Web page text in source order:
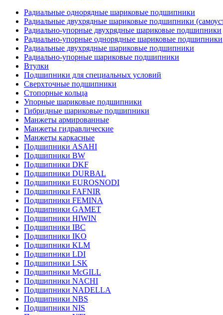
Радиальные однорядные шариковые подшипники
Радиальные двухрядные шариковые подшипники
Радиально-упорные двухрядные шариковые подшипники
Радиально-упорные однорядные шариковые подшипники
Радиальные двухрядные шариковые подшипники
Радиально-упорные шариковые подшипники
Втулки
Подшипники для специальных условий
Сверхточные подшипники
Стопорные кольца
Упорные шариковые подшипники
Гибридные шариковые подшипники
Манжеты армированные
Манжеты гидравлические
Манжеты каркасные
Подшипники ASAHI
Подшипники BW
Подшипники DKF
Подшипники DURBAL
Подшипники EUROSNODI
Подшипники FAFNIR
Подшипники FEMINA
Подшипники GAMET
Подшипники HIWIN
Подшипники IBC
Подшипники IKO
Подшипники KLM
Подшипники LDI
Подшипники LSK
Подшипники McGILL
Подшипники NACHI
Подшипники NADELLA
Подшипники NBS
Подшипники NIS